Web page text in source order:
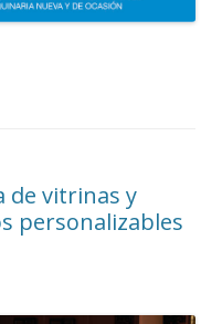
de vitrinas y
personalizables